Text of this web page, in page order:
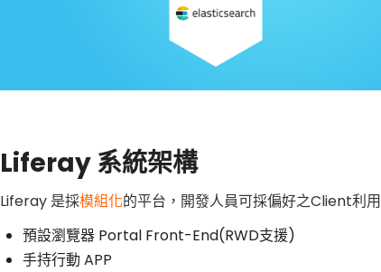
Liferay 系統架構
Liferay 是採模組化的平台，開發人員可採偏好之Client利用
預設瀏覽器 Portal Front-End(RWD支援)
手持行動 APP